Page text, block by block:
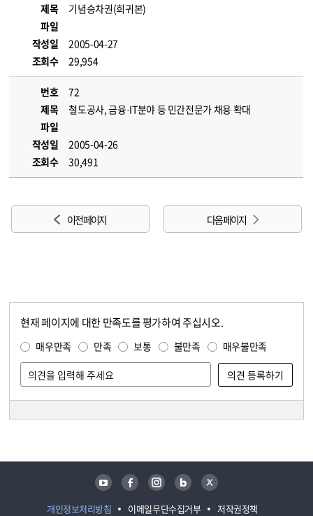
제목
기념승차권(희귀본)
파일
작성일
2005-04-27
조회수
29,954
번호
72
제목
철도공사, 금융·IT분야 등 민간전문가 채용 확대
파일
작성일
2005-04-26
조회수
30,491
이전 페이지 다음 페이지
현재 페이지에 대한 만족도를 평가하여 주십시오.
매우만족 만족 보통 불만족 매우불만족
개인정보처리방침 이메일무단수집거부 저작권정책
유튜브 페이스북 인스타그램 블로그 트위터